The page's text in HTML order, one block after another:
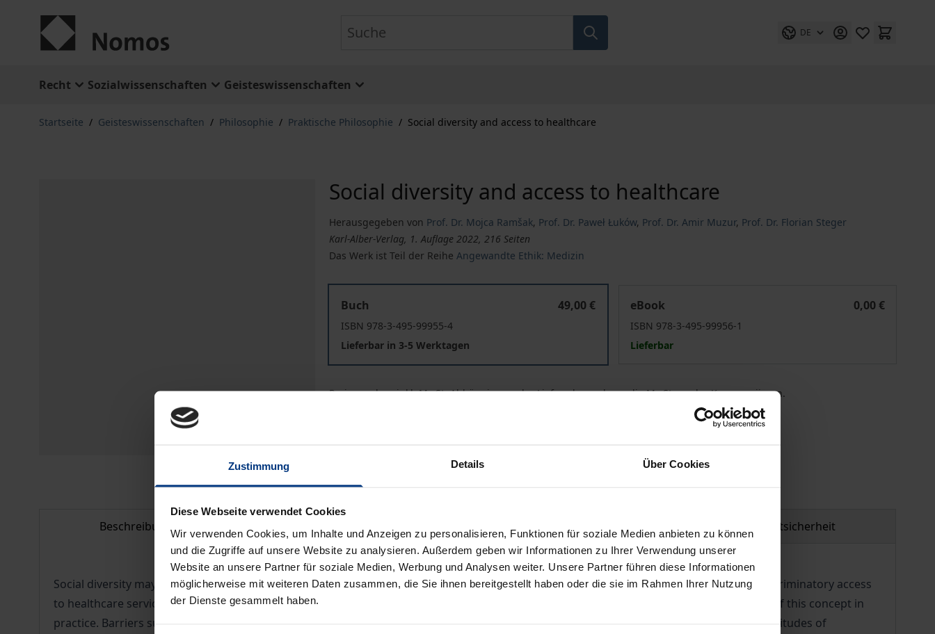
Zustimmung Details Über Cookies
Diese Webseite verwendet Cookies
Wir verwenden Cookies, um Inhalte und Anzeigen zu personalisieren, Funktionen für soziale Medien anbieten zu können
und die Zugriffe auf unsere Website zu analysieren. Außerdem geben wir Informationen zu Ihrer Verwendung unserer
Website an unsere Partner für soziale Medien, Werbung und Analysen weiter. Unsere Partner führen diese Informationen
möglicherweise mit weiteren Daten zusammen, die Sie ihnen bereitgestellt haben oder die sie im Rahmen Ihrer Nutzung
der Dienste gesammelt haben.
DE
Recht Sozialwissenschaften Geisteswissenschaften
Startseite / Geisteswissenschaften / Philosophie / Praktische Philosophie / Social diversity and access to healthcare
Social diversity and access to healthcare
Herausgegeben von Prof. Dr. Mojca Ramšak, Prof. Dr. Paweł Łuków, Prof. Dr. Amir Muzur, Prof. Dr. Florian Steger
Karl-Alber-Verlag, 1. Auflage 2022, 216 Seiten
Das Werk ist Teil der ReiheAngewandte Ethik: Medizin
Buch
49,00 €
ISBN 978-3-495-99955-4
Lieferbar in 3-5 Werktagen
eBook
0,00 €
ISBN 978-3-495-99956-1
Lieferbar
Preisangaben inkl. MwSt. Abhängig von der Lieferadresse kann die MwSt. an der Kasse variieren.
Beschreibung Bibliografische Angaben Zusatzmaterial Produktsicherheit
Social diversity may affect health outcomes in situations when access to health care is limited for certain social groups. Although non-discriminatory access
to healthcare service is one of the basic principles of medical ethics and health law, there are still debates regarding the implementation of this concept in
practice. Barriers such as inadequate legal entitlements, language, different concepts of health and disease, socio-economic factors or attitudes of